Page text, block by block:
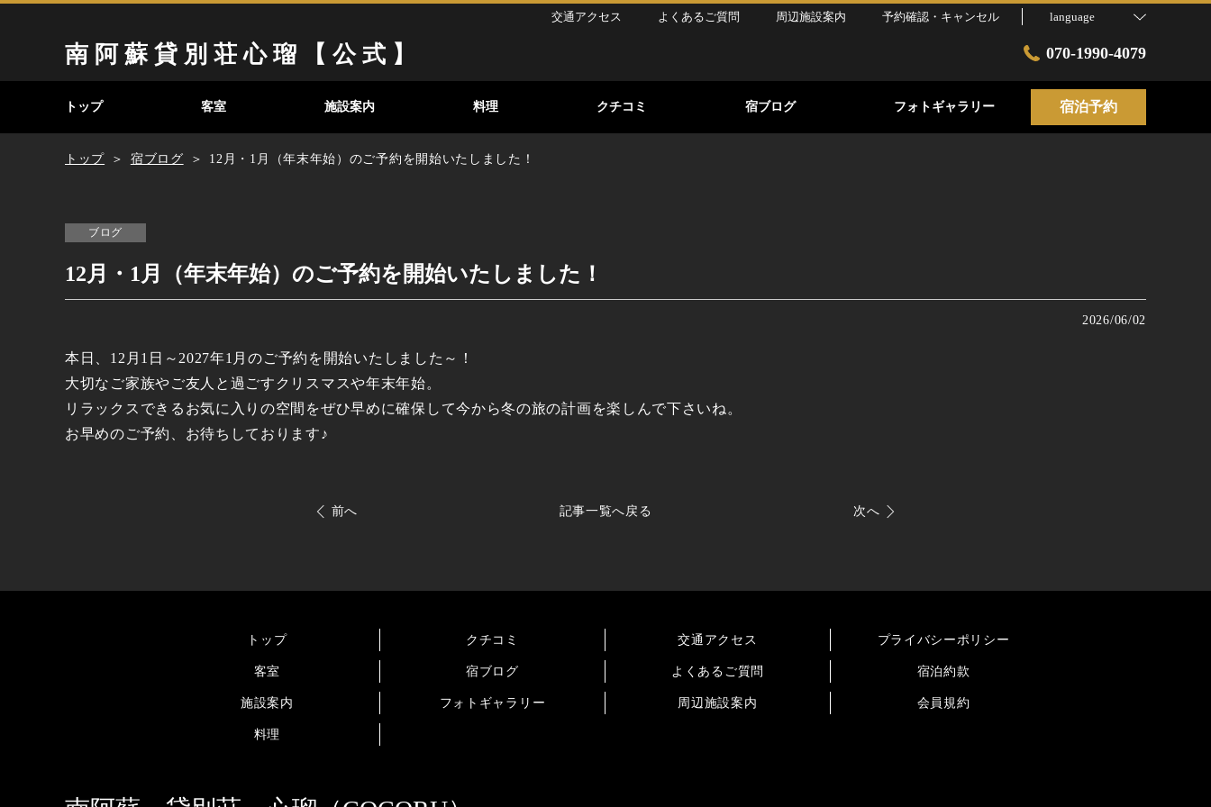
交通アクセス よくあるご質問 周辺施設案内 予約確認・キャンセル language
南 阿 蘇 貸 別 荘 心 瑠 【 公 式 】 070-1990-4079
トップ 客室 施設案内 料理 クチコミ 宿ブログ フォトギャラリー 宿泊予約
トップ 宿ブログ 12月・1月（年末年始）のご予約を開始いたしました！
ブログ
12月・1月（年末年始）のご予約を開始いたしました！
2026/06/02
本日、12月1日～2027年1月のご予約を開始いたしました～！
大切なご家族やご友人と過ごすクリスマスや年末年始。
リラックスできるお気に入りの空間をぜひ早めに確保して今から冬の旅の計画を楽しんで下さいね。
お早めのご予約、お待ちしております♪
前へ 記事一覧へ戻る 次へ
トップ
客室
施設案内
料理
クチコミ
宿ブログ
フォトギャラリー
交通アクセス
よくあるご質問
周辺施設案内
プライバシーポリシー
宿泊約款
会員規約